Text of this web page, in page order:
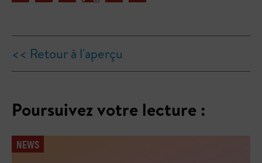
<< Retour à l'aperçu
Poursuivez votre lecture :
NEWS